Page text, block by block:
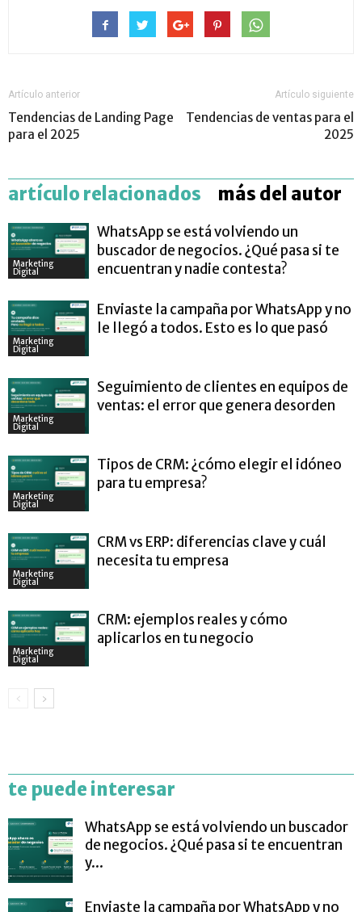
Artículo anterior
Tendencias de Landing Page
para el 2025
Artículo siguiente
Tendencias de ventas para el
2025
artículo relacionados más del autor
Marketing
Digital
WhatsApp se está volviendo un
buscador de negocios. ¿Qué pasa si te
encuentran y nadie contesta?
Marketing
Digital
Enviaste la campaña por WhatsApp y no
le llegó a todos. Esto es lo que pasó
Marketing
Digital
Seguimiento de clientes en equipos de
ventas: el error que genera desorden
Marketing
Digital
Tipos de CRM: ¿cómo elegir el idóneo
para tu empresa?
Marketing
Digital
CRM vs ERP: diferencias clave y cuál
necesita tu empresa
Marketing
Digital
CRM: ejemplos reales y cómo
aplicarlos en tu negocio
te puede interesar
WhatsApp se está volviendo un buscador
de negocios. ¿Qué pasa si te encuentran
y...
Enviaste la campaña por WhatsApp y no